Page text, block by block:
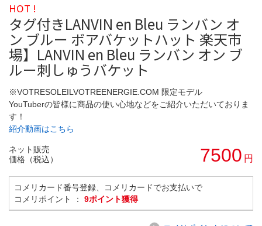
HOT !
タグ付きLANVIN en Bleu ランバン オ
ン ブルー ボアバケットハット 楽天市
場】LANVIN en Bleu ランバン オン ブ
ルー刺しゅうバケット
※VOTRESOLEILVOTREENERGIE.COM 限定モデル
YouTuberの皆様に商品の使い心地などをご紹介いただいておりま
す！
紹介動画はこちら
ネット販売
価格（税込）
7500 円
コメリカード番号登録、コメリカードでお支払いで
コメリポイント ： 9ポイント獲得